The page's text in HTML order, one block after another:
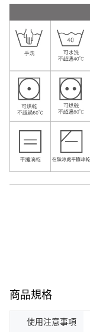
商品規格
使用注意事項